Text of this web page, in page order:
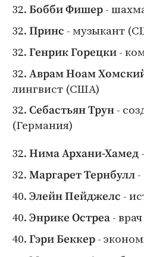
32. Бобби Фишер -
32. Принс - музыкант
32. Генрик Горецки -
32. Аврам Ноам
лингвист (США)
32. Себастьян Трун -
(Германия)
32. Нима Архани-Хамед
32. Маргарет Тернбулл
40. Элейн Пейджелс -
40. Энрике Остреа -
40. Гэри Беккер -